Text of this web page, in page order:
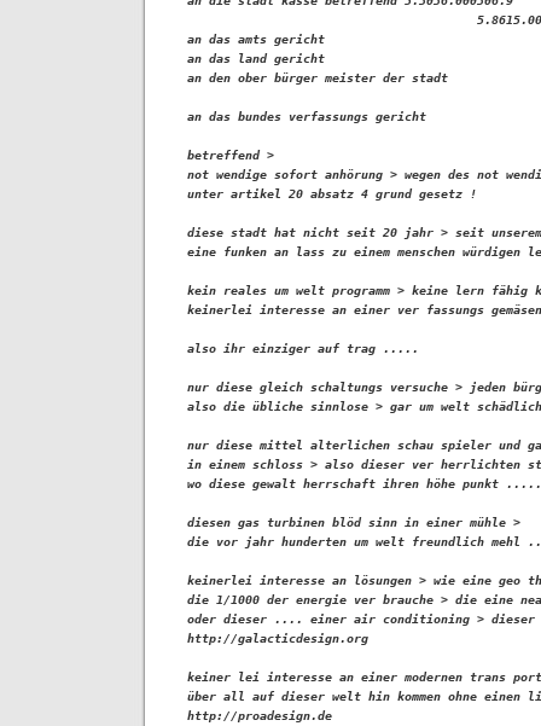
an das amts gericht
an das land gericht
an den ober bürger meister der stadt
an das bundes verfassungs gericht
betreffend >
not wendige sofort anhörung > wegen des not
unter artikel 20 absatz 4 grund gesetz !
diese stadt hat nicht seit 20 jahr > seit
eine funken an lass zu einem menschen
kein reales um welt programm > keine lern
keinerlei interesse an einer ver fassungs
also ihr einziger auf trag .....
nur diese gleich schaltungs versuche > jeden
also die übliche sinnlose > gar um welt
nur diese mittel alterlichen schau spieler und
in einem schloss > also dieser ver herrlichten
wo diese gewalt herrschaft ihren höhe punkt .....
diesen gas turbinen blöd sinn in einer mühle >
die vor jahr hunderten um welt freundlich mehl
keinerlei interesse an lösungen > wie eine geo
die 1/1000 der energie ver brauche > die eine
oder dieser .... einer air conditioning > dieser
http://galacticdesign.org
keiner lei interesse an einer modernen trans
über all auf dieser welt hin kommen ohne
http://proadesign.de